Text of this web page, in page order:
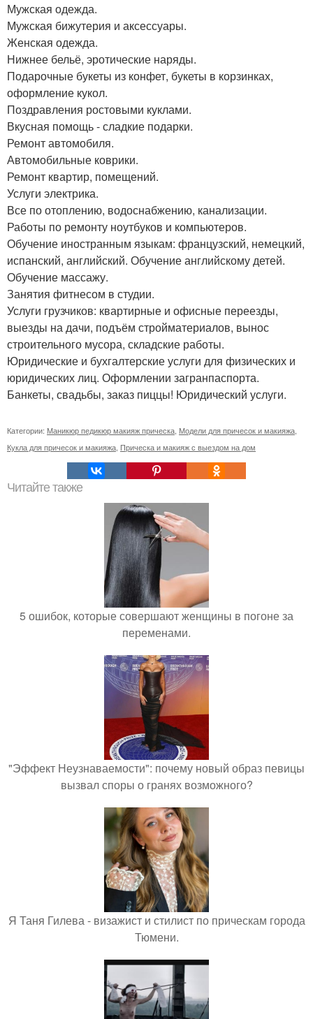
Мужская одежда.
Мужская бижутерия и аксессуары.
Женская одежда.
Нижнее бельё, эротические наряды.
Подарочные букеты из конфет, букеты в корзинках,
оформление кукол.
Поздравления ростовыми куклами.
Вкусная помощь - сладкие подарки.
Ремонт автомобиля.
Автомобильные коврики.
Ремонт квартир, помещений.
Услуги электрика.
Все по отоплению, водоснабжению, канализации.
Работы по ремонту ноутбуков и компьютеров.
Обучение иностранным языкам: французский, немецкий,
испанский, английский. Обучение английскому детей.
Обучение массажу.
Занятия фитнесом в студии.
Услуги грузчиков: квартирные и офисные переезды,
выезды на дачи, подъём стройматериалов, вынос
строительного мусора, складские работы.
Юридические и бухгалтерские услуги для физических и
юридических лиц. Оформлении загранпаспорта.
Банкеты, свадьбы, заказ пиццы! Юридический услуги.
Категории: Маникюр педикюр макияж прическа Модели для причесок и макияжа
Кукла для причесок и макияжа Прическа и макияж с выездом на дом
Читайте также
5 ошибок, которые совершают женщины в погоне за
переменами.
"Эффект Неузнаваемости": почему новый образ певицы
вызвал споры о гранях возможного?
Я Таня Гилева - визажист и стилист по прическам города
Тюмени.